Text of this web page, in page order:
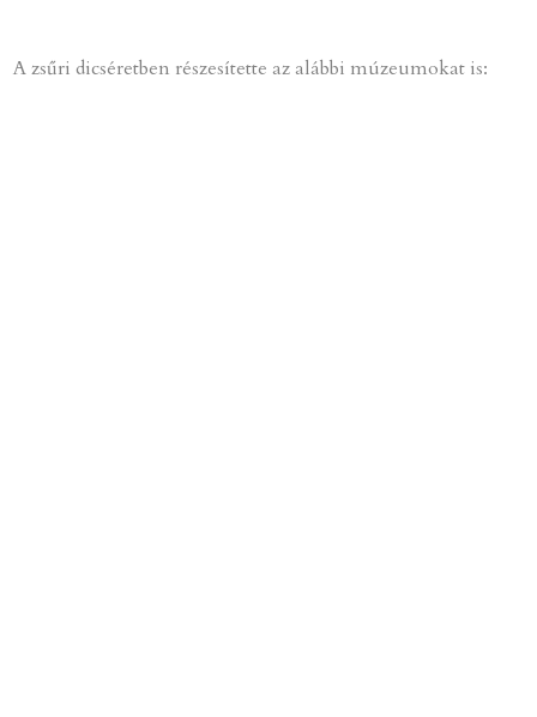
A zsűri dicséretben részesítette az alábbi múzeumokat is: